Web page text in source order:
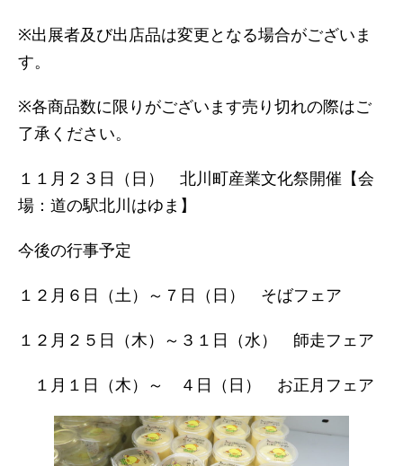
※出展者及び出店品は変更となる場合がございま
す。
※各商品数に限りがございます売り切れの際はご
了承ください。
１１月２３日（日） 北川町産業文化祭開催【会
場：道の駅北川はゆま】
今後の行事予定
１２月６日（土）～７日（日） そばフェア
１２月２５日（木）～３１日（水） 師走フェア
１月１日（木）～ ４日（日） お正月フェア